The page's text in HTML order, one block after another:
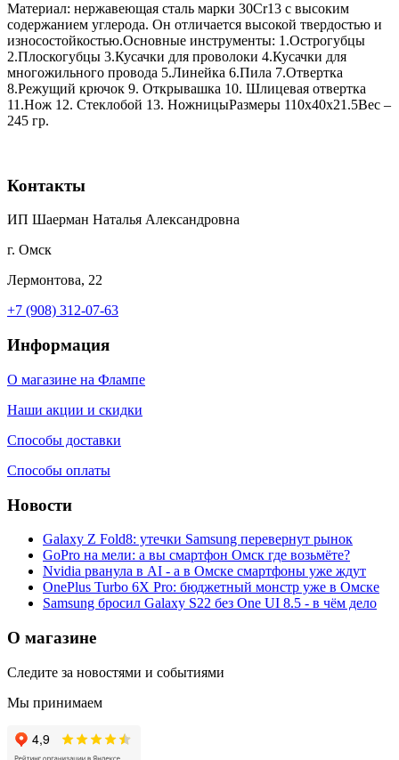
Материал: нержавеющая сталь марки 30Cr13 с высоким
содержанием углерода. Он отличается высокой твердостью и
износостойкостью.Основные инструменты: 1.Острогубцы
2.Плоскогубцы 3.Кусачки для проволоки 4.Кусачки для
многожильного провода 5.Линейка 6.Пила 7.Отвертка
8.Режущий крючок 9. Открывашка 10. Шлицевая отвертка
11.Нож 12. Стеклобой 13. НожницыРазмеры 110х40х21.5Вес –
245 гр.
Контакты
ИП Шаерман Наталья Александровна
г. Омск
Лермонтова, 22
+7 (908) 312-07-63
Информация
О магазине на Флампе
Наши акции и скидки
Способы доставки
Способы оплаты
Новости
Galaxy Z Fold8: утечки Samsung перевернут рынок
GoPro на мели: а вы смартфон Омск где возьмёте?
Nvidia рванула в AI - а в Омске смартфоны уже ждут
OnePlus Turbo 6X Pro: бюджетный монстр уже в Омске
Samsung бросил Galaxy S22 без One UI 8.5 - в чём дело
О магазине
Следите за новостями и событиями
Мы принимаем